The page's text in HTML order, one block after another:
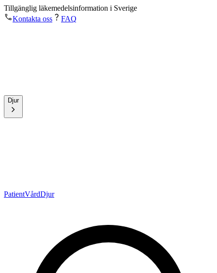
Tillgänglig läkemedelsinformation i Sverige
Kontakta oss
FAQ
Djur
PatientVårdDjur